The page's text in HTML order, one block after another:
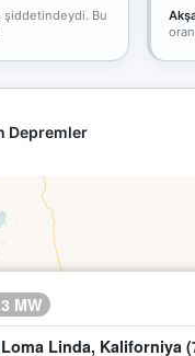
şiddetindeydi. Bu
Depremler
MW
Loma Linda, Kaliforniya